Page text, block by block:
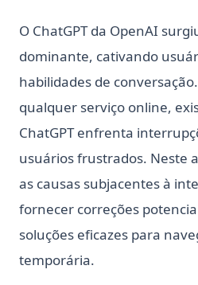
O ChatGPT da OpenAI
dominante, cativando
habilidades de
qualquer serviço online,
ChatGPT enfrenta
usuários frustrados. Neste
as causas subjacentes à
fornecer correções
soluções eficazes para
temporária.